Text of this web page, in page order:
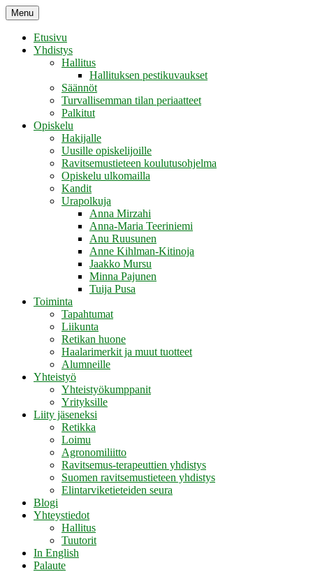
Skip
to
content
Retikka ry
Menu
Etusivu
Yhdistys
Hallitus
Hallituksen pestikuvaukset
Säännöt
Turvallisemman tilan periaatteet
Palkitut
Opiskelu
Hakijalle
Uusille opiskelijoille
Ravitsemustieteen koulutusohjelma
Opiskelu ulkomailla
Kandit
Urapolkuja
Anna Mirzahi
Anna-Maria Teeriniemi
Anu Ruusunen
Anne Kihlman-Kitinoja
Jaakko Mursu
Minna Pajunen
Tuija Pusa
Toiminta
Tapahtumat
Liikunta
Retikan huone
Haalarimerkit ja muut tuotteet
Alumneille
Yhteistyö
Yhteistyökumppanit
Yrityksille
Liity jäseneksi
Retikka
Loimu
Agronomiliitto
Ravitsemus-terapeuttien yhdistys
Suomen ravitsemustieteen yhdistys
Elintarviketieteiden seura
Blogi
Yhteystiedot
Hallitus
Tuutorit
In English
Palaute